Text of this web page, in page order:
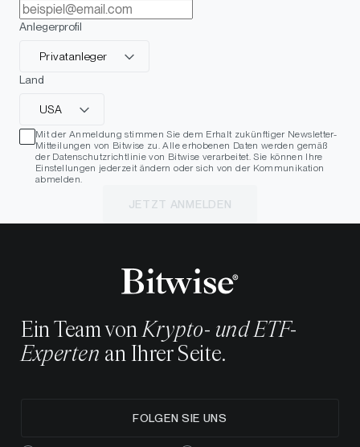
Anlegerprofil
Privatanleger
Land
USA
Mit der Anmeldung stimmen Sie dem Erhalt zukünftiger Newsletter-
Mitteilungen von Bitwise zu. Alle erhobenen Daten werden gemäß
der Datenschutzrichtlinie von Bitwise verarbeitet. Sie können Ihre
Einstellungen jederzeit ändern oder sich von der Kommunikation
abmelden.
JETZT ANMELDEN
Ein Team von Krypto- und ETF-
Experten an Ihrer Seite.
FOLGEN SIE UNS